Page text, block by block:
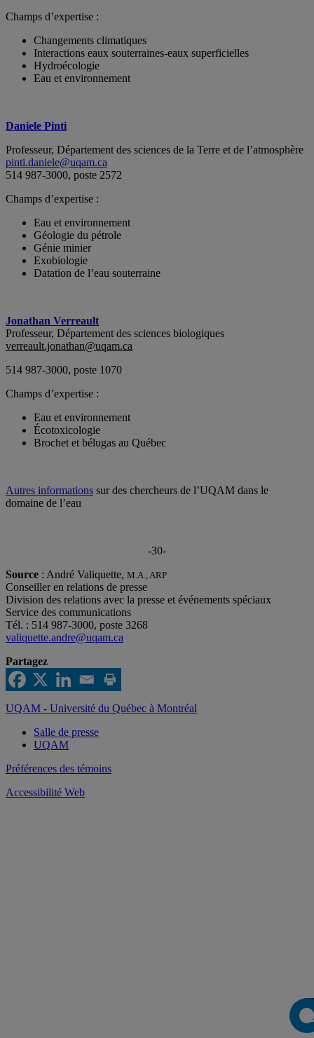
Champs d’expertise :
Changements climatiques
Interactions eaux souterraines-eaux superficielles
Hydroécologie
Eau et environnement
Daniele Pinti
Professeur, Département des sciences de la Terre et de l’atmosphère
pinti.daniele@uqam.ca
514 987-3000, poste 2572
Champs d’expertise :
Eau et environnement
Géologie du pétrole
Génie minier
Exobiologie
Datation de l’eau souterraine
Jonathan Verreault
Professeur, Département des sciences biologiques
verreault.jonathan@uqam.ca
514 987-3000, poste 1070
Champs d’expertise :
Eau et environnement
Écotoxicologie
Brochet et bélugas au Québec
Autres informations sur des chercheurs de l’UQAM dans le
domaine de l’eau
-30-
Source : André Valiquette, M.A., ARP
Conseiller en relations de presse
Division des relations avec la presse et événements spéciaux
Service des communications
Tél. : 514 987-3000, poste 3268
valiquette.andre@uqam.ca
Partagez
UQAM - Université du Québec à Montréal
Salle de presse
UQAM
Préférences des témoins
Accessibilité Web